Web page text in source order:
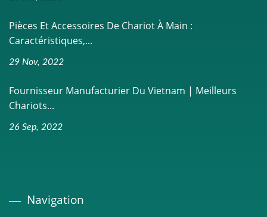
Pièces Et Accessoires De Chariot À Main :
Caractéristiques,...
29 Nov, 2022
Fournisseur Manufacturier Du Vietnam | Meilleurs
Chariots...
26 Sep, 2022
Navigation